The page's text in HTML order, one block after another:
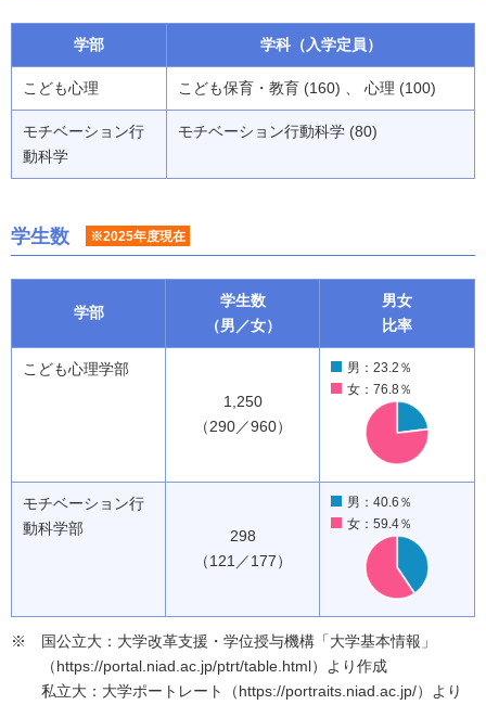
学部 学科（入学定員）
こども心理 こども保育・教育 (160) 、 心理 (100)
モチベーション行
動科学
モチベーション行動科学 (80)
学生数 ※2025年度現在
学部
学生数
（男／女）
男女
比率
こども心理学部
1,250
（290／960）
男：23.2％
女：76.8％
モチベーション行
動科学部
298
（121／177）
男：40.6％
女：59.4％
国公立大：大学改革支援・学位授与機構「大学基本情報」
（https://portal.niad.ac.jp/ptrt/table.html）より作成
私立大：大学ポートレート（https://portraits.niad.ac.jp/）より